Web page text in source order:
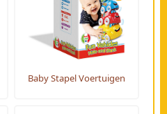
Baby Stapel Voertuigen